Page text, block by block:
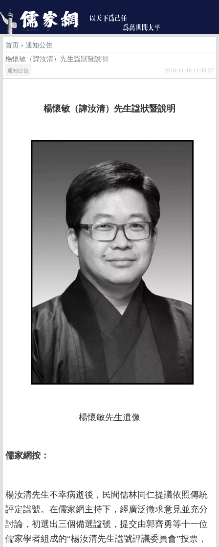
首页 › 通知公告
楊懷敏（諱汝清）先生諡狀暨說明
通知公告 2018-11-16 11:33:37
楊懷敏（諱汝清）先生諡狀暨說明
楊懷敏先生遺像
儒家網按：
楊汝清先生不幸病逝後，民間儒林同仁提議依照傳統
評定諡號。在儒家網主持下，經廣泛徵求意見並充分
討論，初選出三個備選諡號，提交由郭齊勇等十一位
儒家學者組成的“楊汝清先生諡號評議委員會”投票，